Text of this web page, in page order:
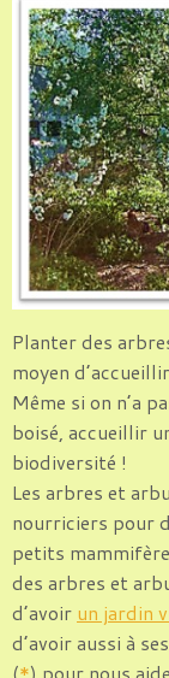
Planter des
moyen
Même si on n’a
boisé, accueillir
biodiversité !
Les arbres et
nourriciers pour
petits
des arbres et
d’avoir un jardin
d’avoir aussi à